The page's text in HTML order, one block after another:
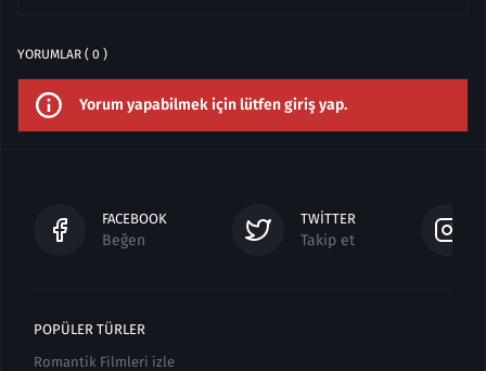
YORUMLAR ( 0 )
Yorum yapabilmek için lütfen giriş yap.
FACEBOOK
Beğen
TWITTER
Takip et
POPÜLER TÜRLER
Romantik Filmleri izle